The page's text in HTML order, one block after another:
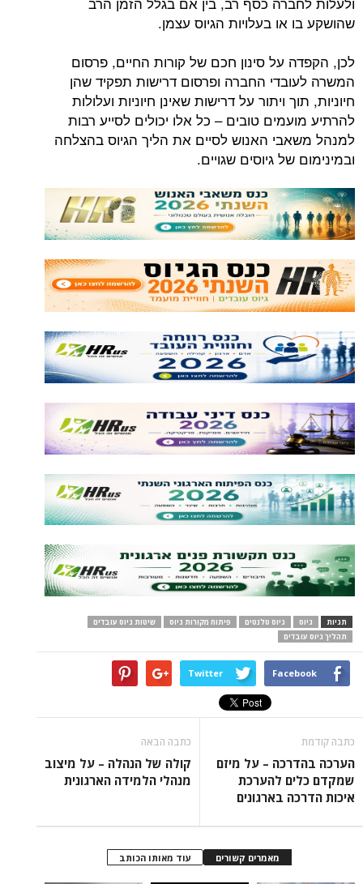
שהושקע בו או בעלויות הגיוס עצמן.
לכן, הקפדה על סינון חכם של קורות החיים, פרסום
המשרה לעובדי החברה ופרסום דרישות תפקיד שהן
חיוניות, תוך ויתור על דרישות שאינן חיוניות ועלולות
להרתיע מועמים טובים – כל אלו יכולים לסייע רבות
למנהל משאבי האנוש לסיים את הליך הגיוס בהצלחה
ובמינימום של גיוסים שגויים.
תגיות גיוס גיוס טלנטים פיתוח מקורות גיוס
שיטות גיוס עובדים
תהליך גיוס עובדים
Facebook
Twitter
כתבה קודמת
הערכה בהדרכה – על מיזם
שמקדם כלים להערכת
איכות הדרכה בארגונים
כתבה הבאה
קולה של הנהלה – על מיצוב
מנהלי הלמידה הארגונית
מאמרים קשורים עוד מאותו הכותב